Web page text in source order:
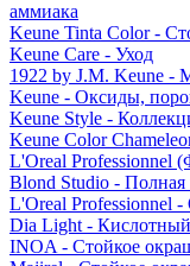
аммиака
Keune Tinta Color -
Keune Care - Уход
1922 by J.M. Keune -
Keune - Оксиды,
Keune Style -
Keune Color
L'Oreal Professionnel
Blond Studio - Полная
L'Oreal Professionnel
Dia Light - Кислотный
INOA - Стойкое